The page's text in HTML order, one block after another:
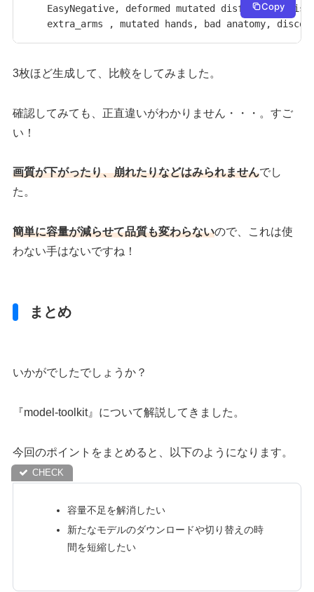
EasyNegative, deformed mutated disfigured,
extra_arms , mutated hands, bad anatomy,
Copy
3枚ほど生成して、比較をしてみました。
確認してみても、正直違いがわかりません・・・。すご
い！
画質が下がったり、崩れたりなどはみられませんでし
た。
簡単に容量が減らせて品質も変わらないので、これは使
わない手はないですね！
まとめ
いかがでしたでしょうか？
『model-toolkit』について解説してきました。
今回のポイントをまとめると、以下のようになります。
容量不足を解消したい
新たなモデルのダウンロードや切り替えの時
間を短縮したい